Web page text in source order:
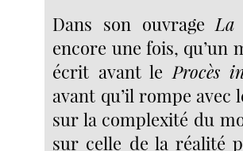
Dans son ouvrage La
encore une fois, qu’un
écrit avant le Procès
avant qu’il rompe
sur la complexité du
sur celle de la réalité